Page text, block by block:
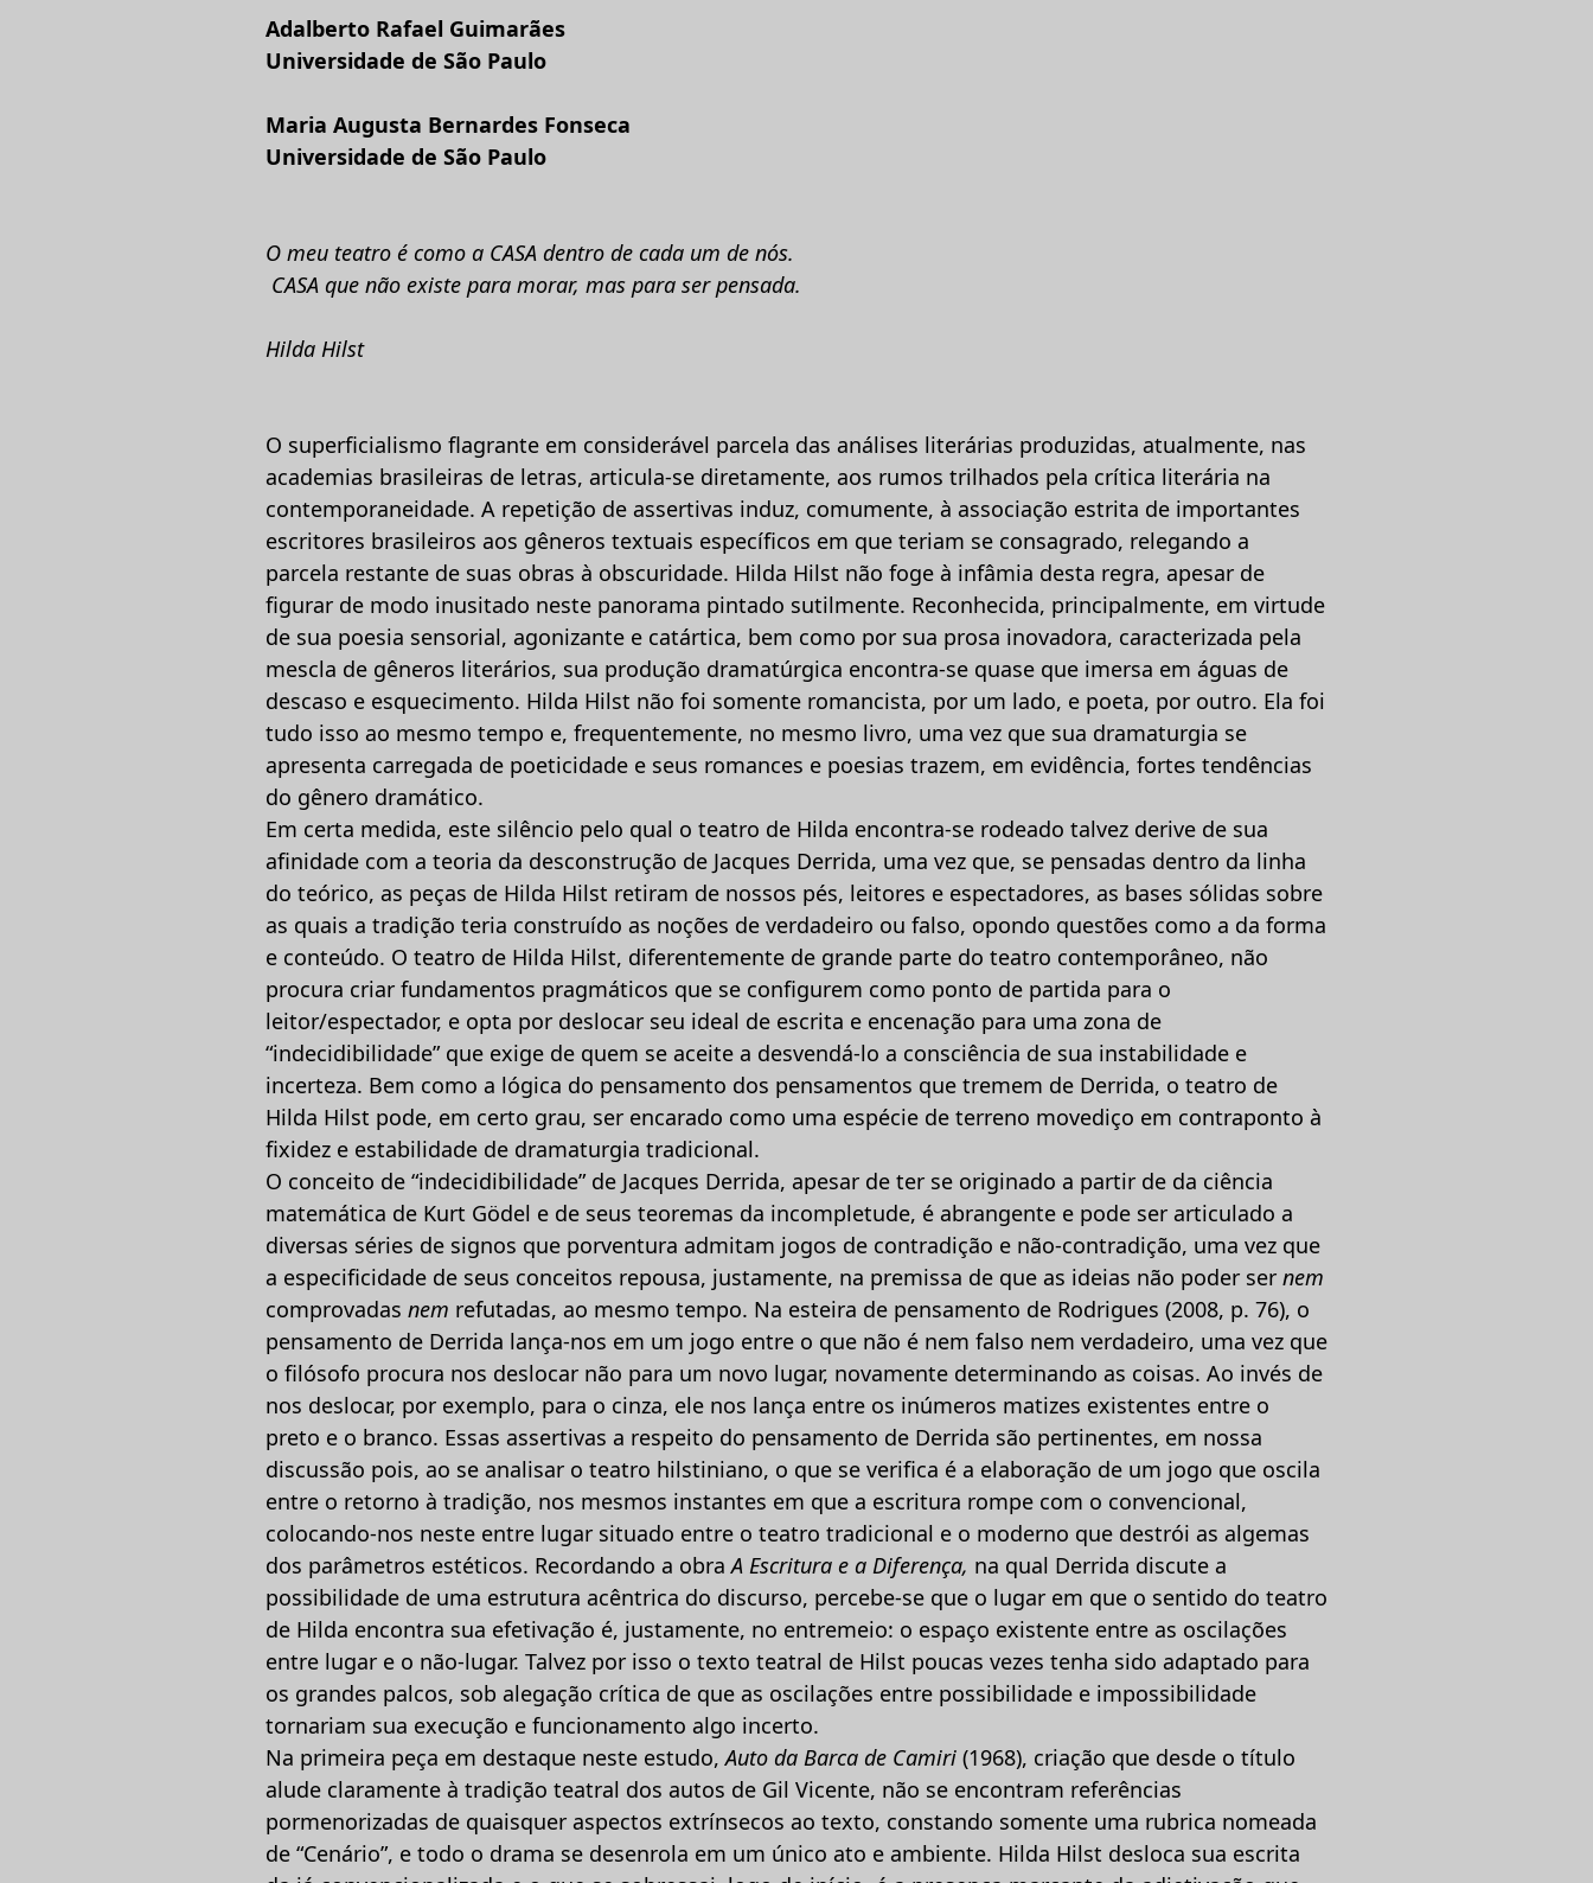
Adalberto Rafael Guimarães
Universidade de São Paulo
Maria Augusta Bernardes Fonseca
Universidade de São Paulo
O meu teatro é como a CASA dentro de cada um de nós.
CASA que não existe para morar, mas para ser pensada.
Hilda Hilst
O superficialismo flagrante em considerável parcela das análises literárias produzidas, atualmente, nas
academias brasileiras de letras, articula-se diretamente, aos rumos trilhados pela crítica literária na
contemporaneidade. A repetição de assertivas induz, comumente, à associação estrita de importantes
escritores brasileiros aos gêneros textuais específicos em que teriam se consagrado, relegando a
parcela restante de suas obras à obscuridade. Hilda Hilst não foge à infâmia desta regra, apesar de
figurar de modo inusitado neste panorama pintado sutilmente. Reconhecida, principalmente, em virtude
de sua poesia sensorial, agonizante e catártica, bem como por sua prosa inovadora, caracterizada pela
mescla de gêneros literários, sua produção dramatúrgica encontra-se quase que imersa em águas de
descaso e esquecimento. Hilda Hilst não foi somente romancista, por um lado, e poeta, por outro. Ela foi
tudo isso ao mesmo tempo e, frequentemente, no mesmo livro, uma vez que sua dramaturgia se
apresenta carregada de poeticidade e seus romances e poesias trazem, em evidência, fortes tendências
do gênero dramático.
Em certa medida, este silêncio pelo qual o teatro de Hilda encontra-se rodeado talvez derive de sua
afinidade com a teoria da desconstrução de Jacques Derrida, uma vez que, se pensadas dentro da linha
do teórico, as peças de Hilda Hilst retiram de nossos pés, leitores e espectadores, as bases sólidas sobre
as quais a tradição teria construído as noções de verdadeiro ou falso, opondo questões como a da forma
e conteúdo. O teatro de Hilda Hilst, diferentemente de grande parte do teatro contemporâneo, não
procura criar fundamentos pragmáticos que se configurem como ponto de partida para o
leitor/espectador, e opta por deslocar seu ideal de escrita e encenação para uma zona de
“indecidibilidade” que exige de quem se aceite a desvendá-lo a consciência de sua instabilidade e
incerteza. Bem como a lógica do pensamento dos pensamentos que tremem de Derrida, o teatro de
Hilda Hilst pode, em certo grau, ser encarado como uma espécie de terreno movediço em contraponto à
fixidez e estabilidade de dramaturgia tradicional.
O conceito de “indecidibilidade” de Jacques Derrida, apesar de ter se originado a partir de da ciência
matemática de Kurt Gödel e de seus teoremas da incompletude, é abrangente e pode ser articulado a
diversas séries de signos que porventura admitam jogos de contradição e não-contradição, uma vez que
a especificidade de seus conceitos repousa, justamente, na premissa de que as ideias não poder ser nem
comprovadas nem refutadas, ao mesmo tempo. Na esteira de pensamento de Rodrigues (2008, p. 76), o
pensamento de Derrida lança-nos em um jogo entre o que não é nem falso nem verdadeiro, uma vez que
o filósofo procura nos deslocar não para um novo lugar, novamente determinando as coisas. Ao invés de
nos deslocar, por exemplo, para o cinza, ele nos lança entre os inúmeros matizes existentes entre o
preto e o branco. Essas assertivas a respeito do pensamento de Derrida são pertinentes, em nossa
discussão pois, ao se analisar o teatro hilstiniano, o que se verifica é a elaboração de um jogo que oscila
entre o retorno à tradição, nos mesmos instantes em que a escritura rompe com o convencional,
colocando-nos neste entre lugar situado entre o teatro tradicional e o moderno que destrói as algemas
dos parâmetros estéticos. Recordando a obraA Escritura e a Diferença, na qual Derrida discute a
possibilidade de uma estrutura acêntrica do discurso, percebe-se que o lugar em que o sentido do teatro
de Hilda encontra sua efetivação é, justamente, no entremeio: o espaço existente entre as oscilações
entre lugar e o não-lugar. Talvez por isso o texto teatral de Hilst poucas vezes tenha sido adaptado para
os grandes palcos, sob alegação crítica de que as oscilações entre possibilidade e impossibilidade
tornariam sua execução e funcionamento algo incerto.
Na primeira peça em destaque neste estudo,Auto da Barca de Camiri (1968), criação que desde o título
alude claramente à tradição teatral dos autos de Gil Vicente, não se encontram referências
pormenorizadas de quaisquer aspectos extrínsecos ao texto, constando somente uma rubrica nomeada
de “Cenário”, e todo o drama se desenrola em um único ato e ambiente. Hilda Hilst desloca sua escrita